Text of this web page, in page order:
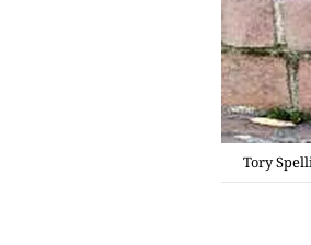
Tory